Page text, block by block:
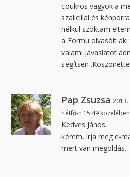
coukros vagyok a
szalicillal és
nélkül szoktam
a Formu olvasóit aki
valami javaslatot
segítsen
Pap Zsuzsa
hétfő-n 15:49 közelében
Kedves János,
kérem, írja meg e-
mert van megoldás.